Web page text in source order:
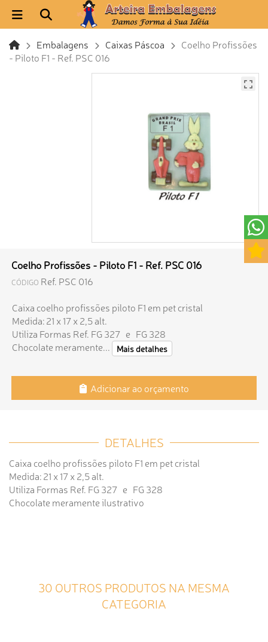
Embalagens Caixas Páscoa
Coelho Profissões
- Piloto F1 - Ref. PSC 016
Coelho Profissões - Piloto F1 - Ref. PSC 016
CÓDIGO Ref. PSC 016
Caixa coelho profissões piloto F1 em pet cristal
Medida: 21 x 17 x 2,5 alt.
Utiliza Formas Ref. FG 327 e FG 328
Chocolate meramente...
Mais detalhes
Adicionar ao orçamento
DETALHES
Caixa coelho profissões piloto F1 em pet cristal
Medida: 21 x 17 x 2,5 alt.
Utiliza Formas Ref. FG 327 e FG 328
Chocolate meramente ilustrativo
30 OUTROS PRODUTOS NA MESMA
CATEGORIA